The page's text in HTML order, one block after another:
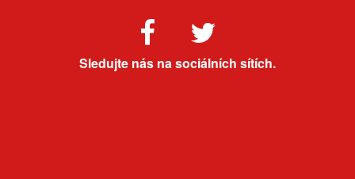
Sledujte nás na sociálních sítích.